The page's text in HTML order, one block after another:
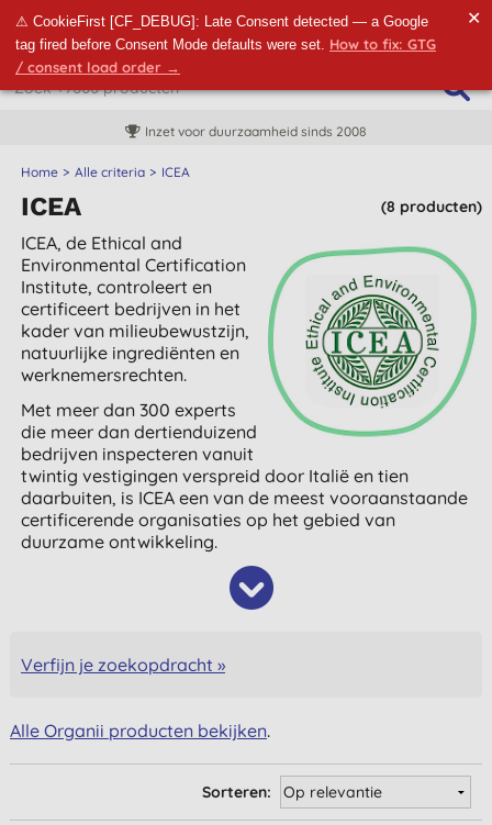
⚠ CookieFirst [CF_DEBUG]: Late Consent detected — a Google
tag fired before Consent Mode defaults were set. How to fix: GTG
/ consent load order →
✕
Inzet voor duurzaamheid sinds 2008
Home Alle criteria ICEA
(8 producten)
ICEA
ICEA, de Ethical and
Environmental Certification
Institute, controleert en
certificeert bedrijven in het
kader van milieubewustzijn,
natuurlijke ingrediënten en
werknemersrechten.
Met meer dan 300 experts
die meer dan dertienduizend
bedrijven inspecteren vanuit
twintig vestigingen verspreid door Italië en tien
daarbuiten, is ICEA een van de meest vooraanstaande
certificerende organisaties op het gebied van
duurzame ontwikkeling.
Verfijn je zoekopdracht »
Alle Organii producten bekijken.
Sorteren: